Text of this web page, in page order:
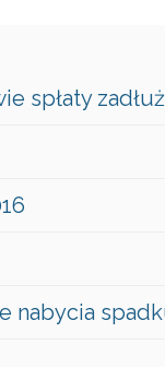
spłaty
nabycia